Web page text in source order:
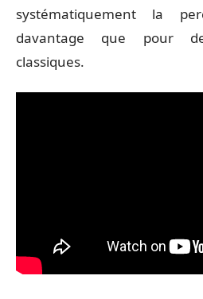
systématiquement la
davantage que pour
classiques.